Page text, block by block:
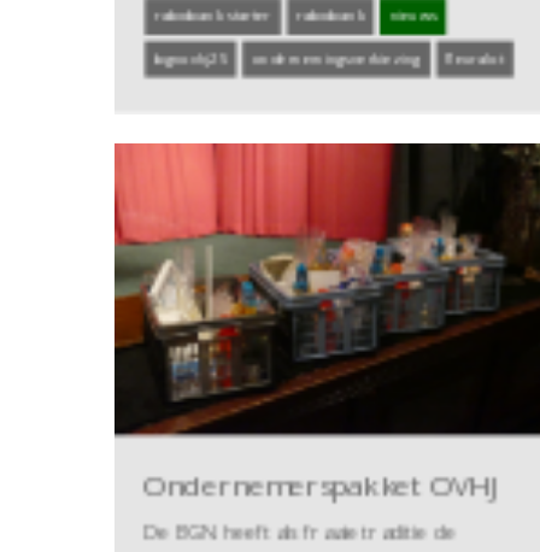
rabobank starter rabobank nieuws
bgnovhj25 ondernemingsverkiezing fleuralot
Ondernemerspakket OVHJ
De BGN heeft als fraaie traditie de